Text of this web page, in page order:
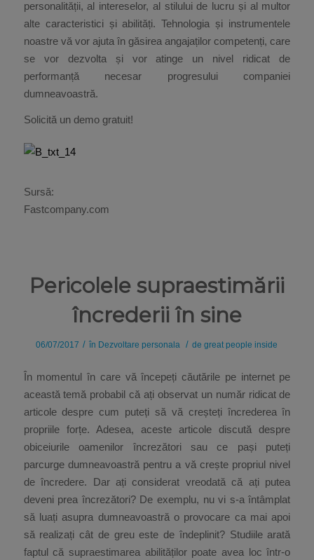
personalității, al intereselor, al stilului de lucru și al multor
alte caracteristici și abilități. Tehnologia și instrumentele
noastre vă vor ajuta în găsirea angajaților competenți, care
se vor dezvolta și vor atinge un nivel ridicat de
performanță necesar progresului companiei
dumneavoastră.
Solicită un demo gratuit!
Sursă:
Fastcompany.com
Pericolele supraestimării
încrederii în sine
06/07/2017 / în Dezvoltare personala / degreat people inside
În momentul în care vă începeți căutările pe internet pe
această temă probabil că ați observat un număr ridicat de
articole despre cum puteți să vă creșteți încrederea în
propriile forțe. Adesea, aceste articole discută despre
obiceiurile oamenilor încrezători sau ce pași puteți
parcurge dumneavoastră pentru a vă crește propriul nivel
de încredere. Dar ați considerat vreodată că ați putea
deveni prea încrezători? De exemplu, nu vi s-a întâmplat
să luați asupra dumneavoastră o provocare ca mai apoi
să realizați cât de greu este de îndeplinit? Studiile arată
faptul că supraestimarea abilităților poate avea loc într-o